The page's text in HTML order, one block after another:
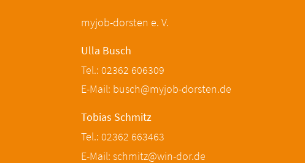
myjob-dorsten e. V.
Ulla Busch
Tel.: 02362 606309
E-Mail: busch@myjob-dorsten.de
Tobias Schmitz
Tel.: 02362 663463
E-Mail: schmitz@win-dor.de